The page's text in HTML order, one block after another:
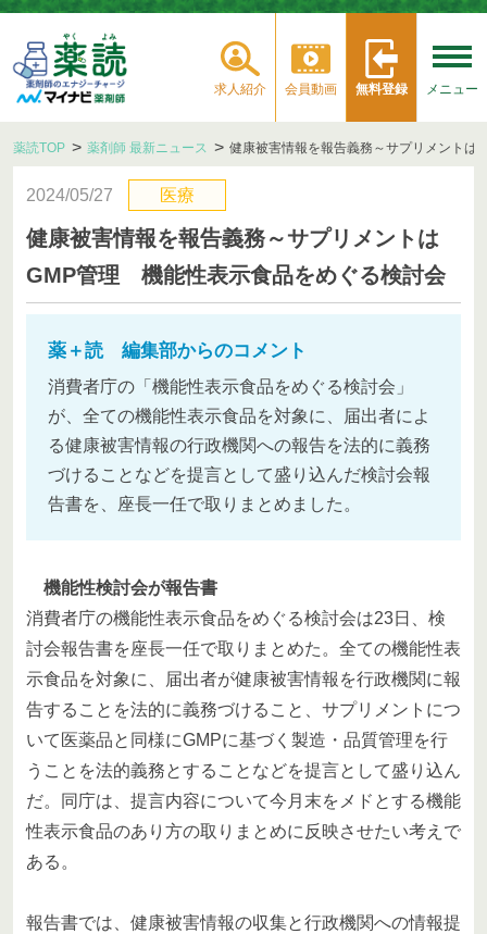
求人紹介 会員動画 無料登録 メニュー
薬読TOP 薬剤師 最新ニュース 健康被害情報を報告義務～サプリメント
2024/05/27 医療
健康被害情報を報告義務～サプリメントは
GMP管理 機能性表示食品をめぐる検討会
薬＋読 編集部からのコメント
消費者庁の「機能性表示食品をめぐる検討会」
が、全ての機能性表示食品を対象に、届出者によ
る健康被害情報の行政機関への報告を法的に義務
づけることなどを提言として盛り込んだ検討会報
告書を、座長一任で取りまとめました。
機能性検討会が報告書
消費者庁の機能性表示食品をめぐる検討会は23日、検
討会報告書を座長一任で取りまとめた。全ての機能性表
示食品を対象に、届出者が健康被害情報を行政機関に報
告することを法的に義務づけること、サプリメントにつ
いて医薬品と同様にGMPに基づく製造・品質管理を行
うことを法的義務とすることなどを提言として盛り込ん
だ。同庁は、提言内容について今月末をメドとする機能
性表示食品のあり方の取りまとめに反映させたい考えで
ある。
報告書では、健康被害情報の収集と行政機関への情報提